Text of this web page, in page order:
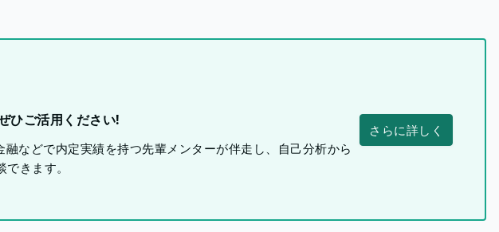
ひご活用ください!
などで内定実績を持つ先輩メンターが伴走し、自己分析から
きます。
さらに詳しく